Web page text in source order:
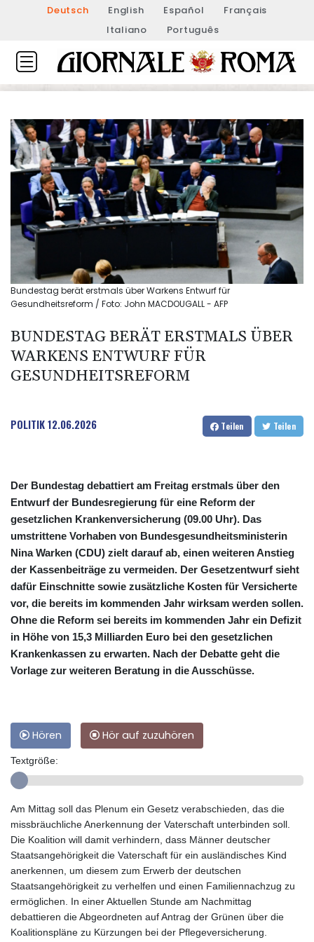
Deutsch English Español
Français
Italiano
Português
Bundestag berät erstmals über Warkens Entwurf für
Gesundheitsreform / Foto: John MACDOUGALL - AFP
BUNDESTAG BERÄT ERSTMALS ÜBER
WARKENS ENTWURF FÜR
GESUNDHEITSREFORM
POLITIK12.06.2026 Teilen Teilen
Der Bundestag debattiert am Freitag erstmals über den
Entwurf der Bundesregierung für eine Reform der
gesetzlichen Krankenversicherung (09.00 Uhr). Das
umstrittene Vorhaben von Bundesgesundheitsministerin
Nina Warken (CDU) zielt darauf ab, einen weiteren Anstieg
der Kassenbeiträge zu vermeiden. Der Gesetzentwurf sieht
dafür Einschnitte sowie zusätzliche Kosten für Versicherte
vor, die bereits im kommenden Jahr wirksam werden sollen.
Ohne die Reform sei bereits im kommenden Jahr ein Defizit
in Höhe von 15,3 Milliarden Euro bei den gesetzlichen
Krankenkassen zu erwarten. Nach der Debatte geht die
Vorlage zur weiteren Beratung in die Ausschüsse.
Hören Hör auf zuzuhören
Textgröße:
Am Mittag soll das Plenum ein Gesetz verabschieden, das die
missbräuchliche Anerkennung der Vaterschaft unterbinden soll.
Die Koalition will damit verhindern, dass Männer deutscher
Staatsangehörigkeit die Vaterschaft für ein ausländisches Kind
anerkennen, um diesem zum Erwerb der deutschen
Staatsangehörigkeit zu verhelfen und einen Familiennachzug zu
ermöglichen. In einer Aktuellen Stunde am Nachmittag
debattieren die Abgeordneten auf Antrag der Grünen über die
Koalitionspläne zu Kürzungen bei der Pflegeversicherung.